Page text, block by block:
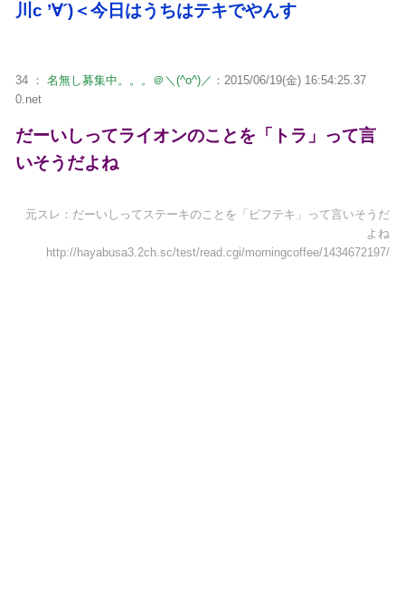
川c ’∀´)＜今日はうちはテキでやんす
34 ： 名無し募集中。。。＠＼(^o^)／ ：2015/06/19(金) 16:54:25.37
0.net
だーいしってライオンのことを「トラ」って言
いそうだよね
元スレ：だーいしってステーキのことを「ビフテキ」って言いそうだ
よね
http://hayabusa3.2ch.sc/test/read.cgi/morningcoffee/1434672197/